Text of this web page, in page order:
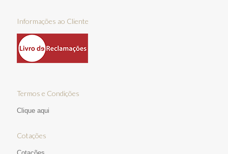
Informações ao Cliente
Termos e Condições
Clique aqui
Cotações